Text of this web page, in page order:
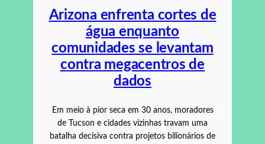
Arizona enfrenta cortes de
água enquanto
comunidades se levantam
contra megacentros de
dados
Em meio à pior seca em 30 anos, moradores
de Tucson e cidades vizinhas travam uma
batalha decisiva contra projetos bilionários de